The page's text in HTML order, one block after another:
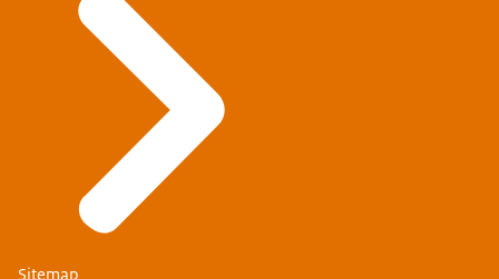
Sitemap